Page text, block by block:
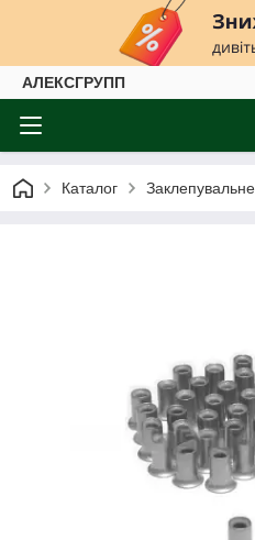
АЛЕКСГРУПП
Каталог